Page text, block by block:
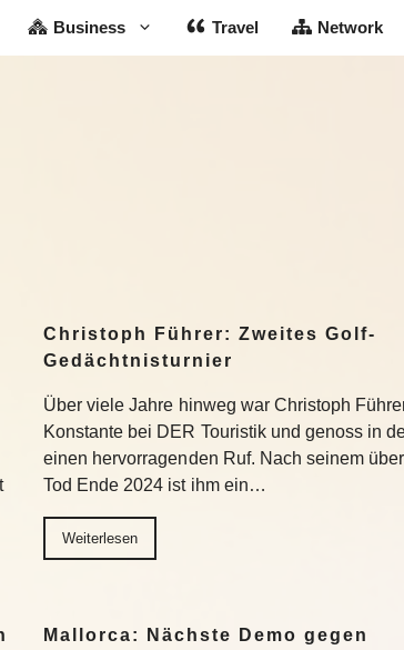
Business Travel Network
Christoph Führer: Zweites Golf-
Gedächtnisturnier
Über viele Jahre hinweg war Christoph
Konstante bei DER Touristik und genoss in
einen hervorragenden Ruf. Nach seinem
Tod Ende 2024 ist ihm ein…
Weiterlesen
Mallorca: Nächste Demo gegen